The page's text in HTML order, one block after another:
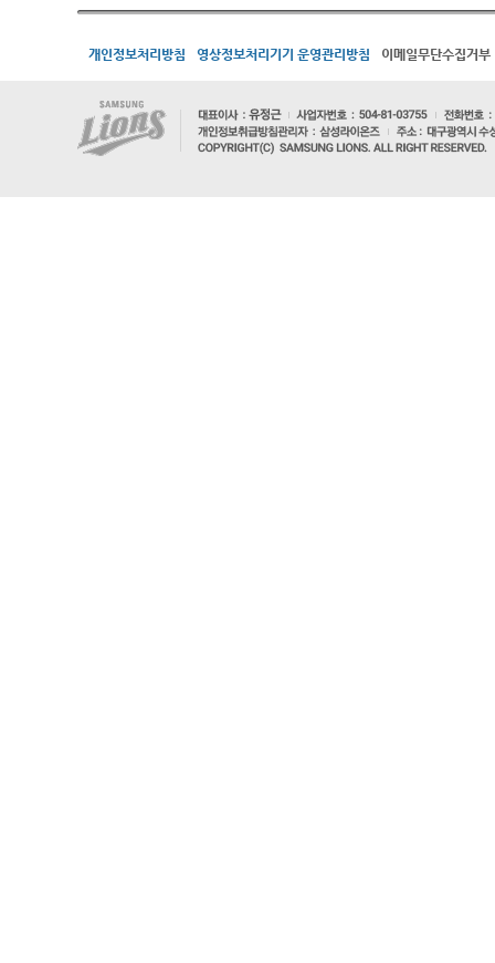
개인정보처리방침 영상정보처리기기 운영관리방침 이메일무단수집거부